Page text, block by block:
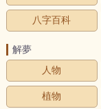
八字百科
解夢
人物
植物